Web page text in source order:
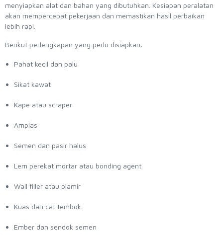
menyiapkan alat dan bahan yang dibutuhkan. Kesiapan peralatan
akan mempercepat pekerjaan dan memastikan hasil perbaikan
lebih rapi.
Berikut perlengkapan yang perlu disiapkan:
Pahat kecil dan palu
Sikat kawat
Kape atau scraper
Amplas
Semen dan pasir halus
Lem perekat mortar atau bonding agent
Wall filler atau plamir
Kuas dan cat tembok
Ember dan sendok semen